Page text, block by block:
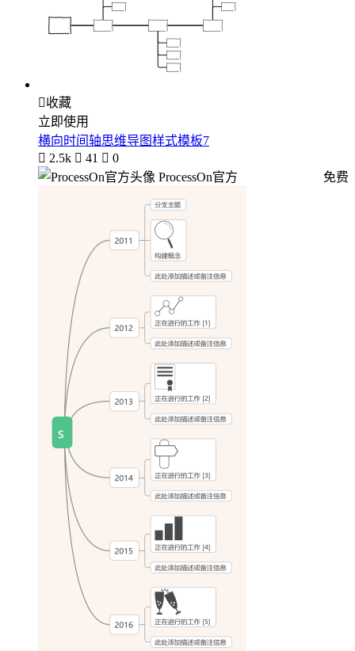
收藏
立即使用
横向时间轴思维导图样式模板7
 2.5k  41  0
ProcessOn官方
免费